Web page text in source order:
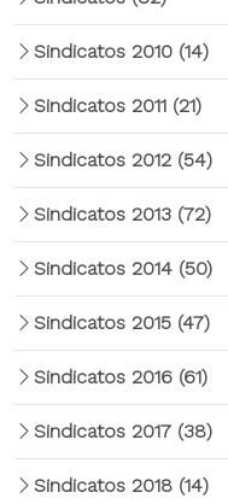
Sindicatos 2010 (14)
Sindicatos 2011 (21)
Sindicatos 2012 (54)
Sindicatos 2013 (72)
Sindicatos 2014 (50)
Sindicatos 2015 (47)
Sindicatos 2016 (61)
Sindicatos 2017 (38)
Sindicatos 2018 (14)